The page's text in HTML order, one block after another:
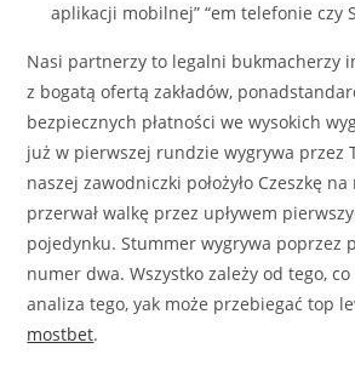
aplikacji mobilnej” “em telefonie czy
Nasi partnerzy to legalni bukmacherzy
z bogatą ofertą zakładów,
bezpiecznych płatności we wysokich
już w pierwszej rundzie wygrywa przez
naszej zawodniczki położyło Czeszkę
przerwał walkę przez upływem
pojedynku. Stummer wygrywa poprzez
numer dwa. Wszystko zależy od tego,
analiza tego, yak może przebiegać top
mostbet.